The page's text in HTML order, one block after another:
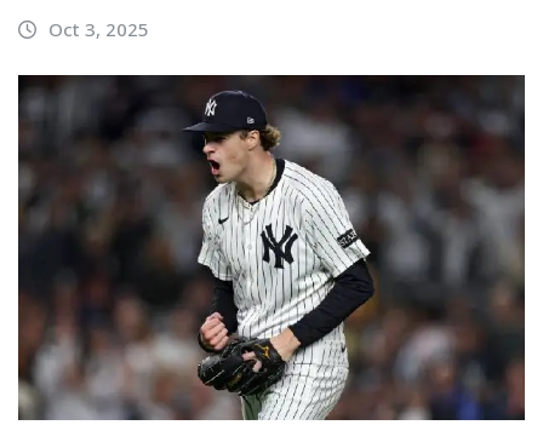
Oct 3, 2025